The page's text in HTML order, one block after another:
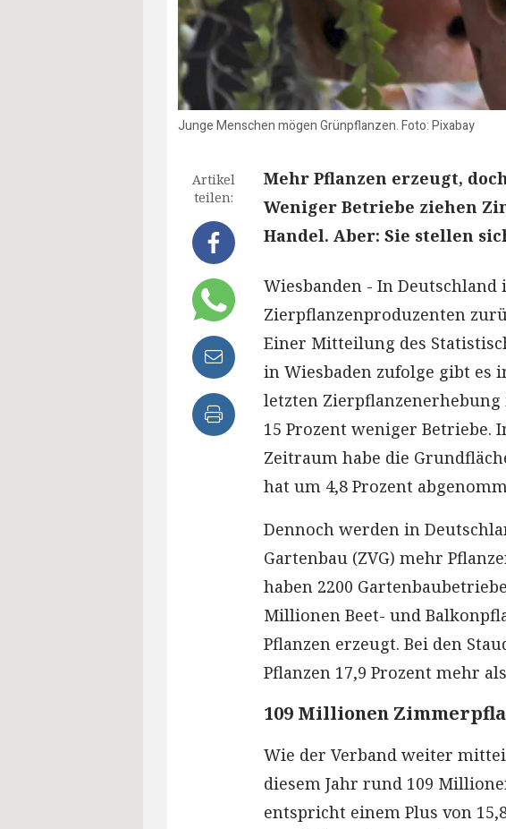
Junge Menschen mögen Grünpflanzen. Foto: Pixabay
Artikel
teilen:
Mehr Pflanzen erzeugt,
Weniger Betriebe ziehen
Handel. Aber: Sie stellen
Wiesbanden - In Deutschland
Zierpflanzenproduzenten
Einer Mitteilung des
in Wiesbaden zufolge gibt es
letzten Zierpflanzenerhebung
15 Prozent weniger Betriebe.
Zeitraum habe die
hat um 4,8 Prozent
Dennoch werden in
Gartenbau (ZVG) mehr
haben 2200
Millionen Beet- und
Pflanzen erzeugt. Bei den
Pflanzen 17,9 Prozent mehr
109 Millionen
Wie der Verband weiter
diesem Jahr rund 109
entspricht einem Plus von